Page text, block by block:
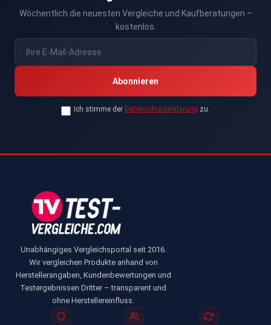
Wöchentlich die neuesten Vergleiche und Kaufberatungen –
kostenlos.
Abonnieren
Ich stimme der Datenschutzerklärung zu.
Unabhängiges Vergleichsportal seit 2016.
Wir vergleichen Produkte anhand von
Herstellerangaben, Kundenbewertungen und
Testergebnissen Dritter – transparent und
ohne Herstellereinfluss.